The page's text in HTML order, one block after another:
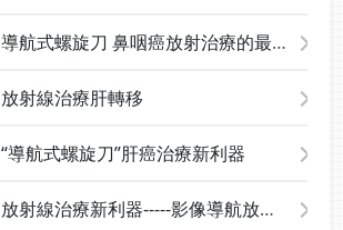
導航式螺旋刀 鼻咽癌放射治療的最佳
放射線治療肝轉移
“導航式螺旋刀”肝癌治療新利器
放射線治療新利器-----影像導航放射